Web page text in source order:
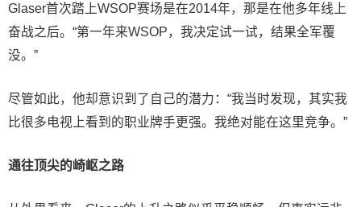
Glaser首次踏上WSOP赛场是在2014年，那是在他多年线上
奋战之后。“第一年来WSOP，我决定试一试，结果全军覆
没。”
尽管如此，他却意识到了自己的潜力：“我当时发现，其实我
比很多电视上看到的职业牌手更强。我绝对能在这里竞争。”
通往顶尖的崎岖之路